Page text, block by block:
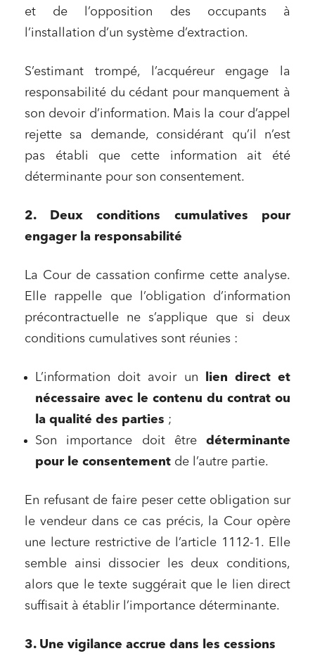
et de l’opposition des occupants à
l’installation d’un système d’extraction.
S’estimant trompé, l’acquéreur engage la
responsabilité du cédant pour manquement à
son devoir d’information. Mais la cour d’appel
rejette sa demande, considérant qu’il n’est
pas établi que cette information ait été
déterminante pour son consentement.
2. Deux conditions cumulatives pour
engager la responsabilité
La Cour de cassation confirme cette analyse.
Elle rappelle que l’obligation d’information
précontractuelle ne s’applique que si deux
conditions cumulatives sont réunies :
L’information doit avoir un
lien direct et
nécessaire avec le contenu du contrat ou
la qualité des parties ;
Son importance doit être déterminante
pour le consentement de l’autre partie.
En refusant de faire peser cette obligation sur
le vendeur dans ce cas précis, la Cour opère
une lecture restrictive de l’article 1112-1. Elle
semble ainsi dissocier les deux conditions,
alors que le texte suggérait que le lien direct
suffisait à établir l’importance déterminante.
3. Une vigilance accrue dans les cessions